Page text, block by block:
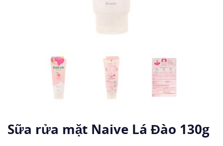
Sữa rửa mặt Naive Lá Đào 130g